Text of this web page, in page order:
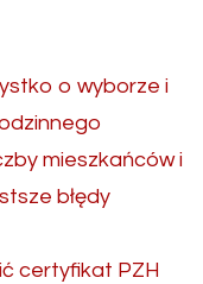
o wyborze i
mieszkańców i
błędy
certyfikat PZH